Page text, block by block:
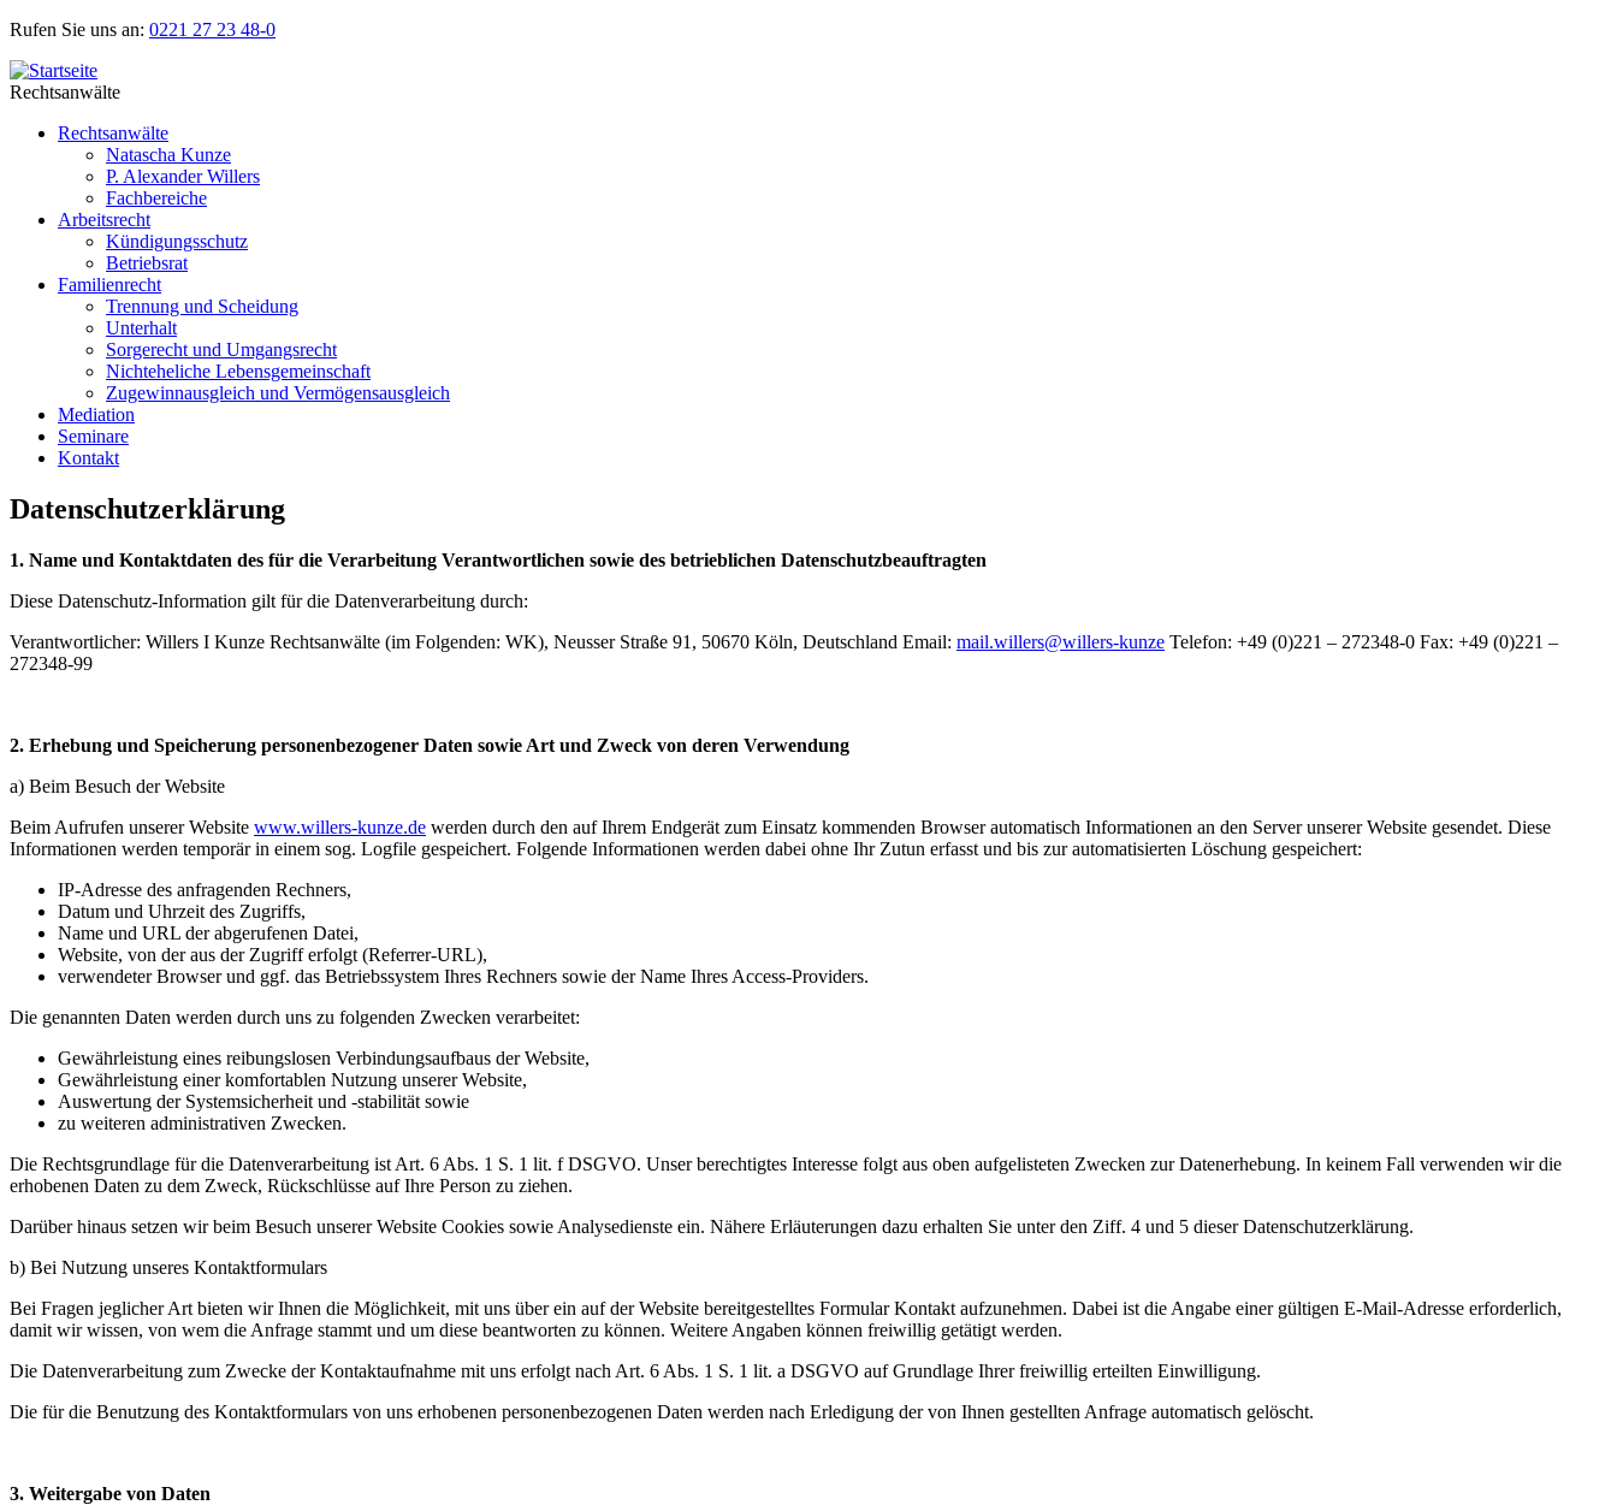
Rufen Sie uns an: 0221 27 23 48-0
Rechtsanwälte
Rechtsanwälte
Natascha Kunze
P. Alexander Willers
Fachbereiche
Arbeitsrecht
Kündigungsschutz
Betriebsrat
Familienrecht
Trennung und Scheidung
Unterhalt
Sorgerecht und Umgangsrecht
Nichteheliche Lebensgemeinschaft
Zugewinnausgleich und Vermögensausgleich
Mediation
Seminare
Kontakt
Datenschutzerklärung
1. Name und Kontaktdaten des für die Verarbeitung Verantwortlichen sowie des betrieblichen Datenschutzbeauftragten
Diese Datenschutz-Information gilt für die Datenverarbeitung durch:
Verantwortlicher: Willers I Kunze Rechtsanwälte (im Folgenden: WK), Neusser Straße 91, 50670 Köln, Deutschland Email: mail.willers@willers-kunze Telefon: +49 (0)221 – 272348-0 Fax: +49 (0)221 –
272348-99
2. Erhebung und Speicherung personenbezogener Daten sowie Art und Zweck von deren Verwendung
a) Beim Besuch der Website
Beim Aufrufen unserer Website www.willers-kunze.de werden durch den auf Ihrem Endgerät zum Einsatz kommenden Browser automatisch Informationen an den Server unserer Website gesendet. Diese
Informationen werden temporär in einem sog. Logfile gespeichert. Folgende Informationen werden dabei ohne Ihr Zutun erfasst und bis zur automatisierten Löschung gespeichert:
IP-Adresse des anfragenden Rechners,
Datum und Uhrzeit des Zugriffs,
Name und URL der abgerufenen Datei,
Website, von der aus der Zugriff erfolgt (Referrer-URL),
verwendeter Browser und ggf. das Betriebssystem Ihres Rechners sowie der Name Ihres Access-Providers.
Die genannten Daten werden durch uns zu folgenden Zwecken verarbeitet:
Gewährleistung eines reibungslosen Verbindungsaufbaus der Website,
Gewährleistung einer komfortablen Nutzung unserer Website,
Auswertung der Systemsicherheit und -stabilität sowie
zu weiteren administrativen Zwecken.
Die Rechtsgrundlage für die Datenverarbeitung ist Art. 6 Abs. 1 S. 1 lit. f DSGVO. Unser berechtigtes Interesse folgt aus oben aufgelisteten Zwecken zur Datenerhebung. In keinem Fall verwenden wir die
erhobenen Daten zu dem Zweck, Rückschlüsse auf Ihre Person zu ziehen.
Darüber hinaus setzen wir beim Besuch unserer Website Cookies sowie Analysedienste ein. Nähere Erläuterungen dazu erhalten Sie unter den Ziff. 4 und 5 dieser Datenschutzerklärung.
b) Bei Nutzung unseres Kontaktformulars
Bei Fragen jeglicher Art bieten wir Ihnen die Möglichkeit, mit uns über ein auf der Website bereitgestelltes Formular Kontakt aufzunehmen. Dabei ist die Angabe einer gültigen E-Mail-Adresse erforderlich,
damit wir wissen, von wem die Anfrage stammt und um diese beantworten zu können. Weitere Angaben können freiwillig getätigt werden.
Die Datenverarbeitung zum Zwecke der Kontaktaufnahme mit uns erfolgt nach Art. 6 Abs. 1 S. 1 lit. a DSGVO auf Grundlage Ihrer freiwillig erteilten Einwilligung.
Die für die Benutzung des Kontaktformulars von uns erhobenen personenbezogenen Daten werden nach Erledigung der von Ihnen gestellten Anfrage automatisch gelöscht.
3. Weitergabe von Daten